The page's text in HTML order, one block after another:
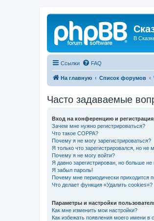
В
Ссылки FAQ
На главную Список форумов
Часто задаваемые
Вход на конференцию и регистрация
Зачем мне нужно регистрироваться?
Что такое COPPA?
Почему я не могу зарегистрироваться?
Я только что зарегистрировался, но не
Почему я не могу войти?
Я давно зарегистрирован, но больше не
Я забыл пароль!
Почему мне периодически приходится
Что делает функция «Удалить cookies»?
Параметры и настройки
Как мне изменить мои настройки?
Как избежать появления моего имени в